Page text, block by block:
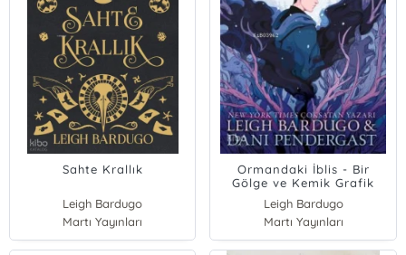
Sahte Krallık
Leigh Bardugo
Martı Yayınları
Ormandaki İblis - Bir
Gölge ve Kemik Grafik
Romanı
Leigh Bardugo
Martı Yayınları